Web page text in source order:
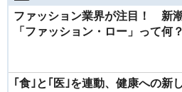
ファッション業界が注目！ 新
「ファッション・ロー」って何？
｢食｣と｢医｣を連動、健康への新